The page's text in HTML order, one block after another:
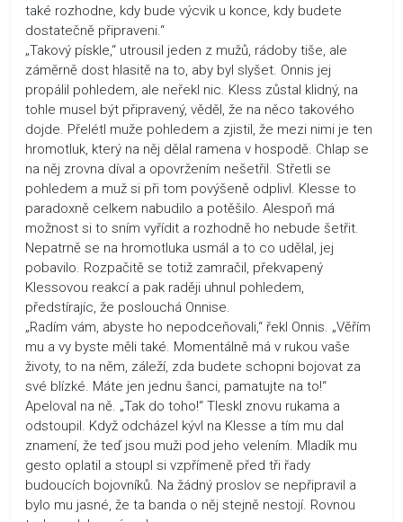
také rozhodne, kdy bude výcvik u konce, kdy budete
dostatečně připraveni.“
„Takový pískle,“ utrousil jeden z mužů, rádoby tiše, ale
záměrně dost hlasitě na to, aby byl slyšet. Onnis jej
propálil pohledem, ale neřekl nic. Kless zůstal klidný, na
tohle musel být připravený, věděl, že na něco takového
dojde. Přelétl muže pohledem a zjistil, že mezi nimi je ten
hromotluk, který na něj dělal ramena v hospodě. Chlap se
na něj zrovna díval a opovržením nešetřil. Střetli se
pohledem a muž si při tom povýšeně odplivl. Klesse to
paradoxně celkem nabudilo a potěšilo. Alespoň má
možnost si to sním vyřídit a rozhodně ho nebude šetřit.
Nepatrně se na hromotluka usmál a to co udělal, jej
pobavilo. Rozpačitě se totiž zamračil, překvapený
Klessovou reakcí a pak raději uhnul pohledem,
předstírajíc, že poslouchá Onnise.
„Radím vám, abyste ho nepodceňovali,“ řekl Onnis. „Věřím
mu a vy byste měli také. Momentálně má v rukou vaše
životy, to na něm, záleží, zda budete schopni bojovat za
své blízké. Máte jen jednu šanci, pamatujte na to!“
Apeloval na ně. „Tak do toho!“ Tleskl znovu rukama a
odstoupil. Když odcházel kývl na Klesse a tím mu dal
znamení, že teď jsou muži pod jeho velením. Mladík mu
gesto oplatil a stoupl si vzpřímeně před tři řady
budoucích bojovníků. Na žádný proslov se nepřipravil a
bylo mu jasné, že ta banda o něj stejně nestojí. Rovnou